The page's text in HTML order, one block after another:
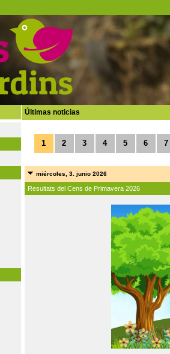
Últimas noticias
1 2 3 4 5 6 7
miércoles, 3. junio 2026
Resultats del Cens de Primavera 2026